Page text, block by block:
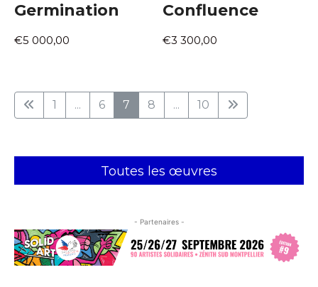
Germination
€5 000,00
Confluence
€3 300,00
1 ... 6 7 8 ... 10
Toutes les œuvres
- Partenaires -